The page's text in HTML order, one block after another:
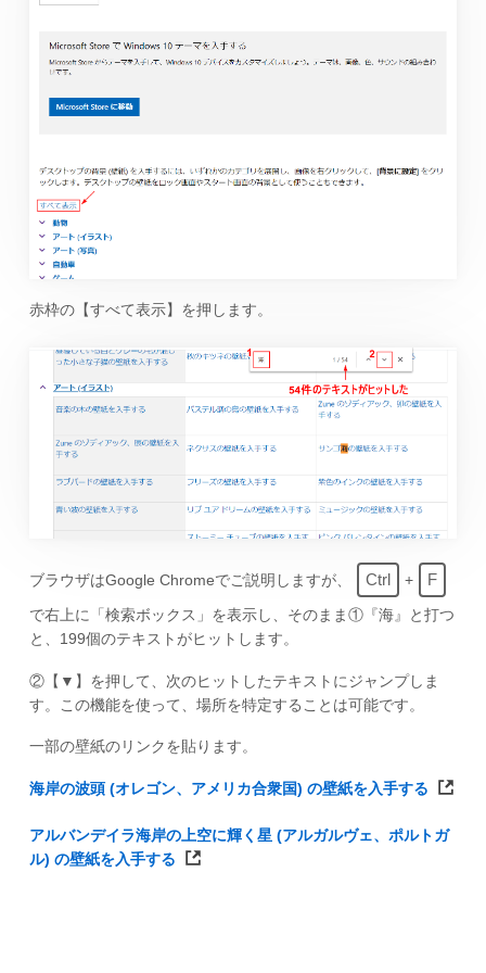
赤枠の【すべて表示】を押します。
ブラウザはGoogle Chromeでご説明しますが、 Ctrl + F
で右上に「検索ボックス」を表示し、そのまま①『海』と打つ
と、199個のテキストがヒットします。
②【▼】を押して、次のヒットしたテキストにジャンプしま
す。この機能を使って、場所を特定することは可能です。
一部の壁紙のリンクを貼ります。
海岸の波頭 (オレゴン、アメリカ合衆国) の壁紙を入手する
アルバンデイラ海岸の上空に輝く星 (アルガルヴェ、ポルトガ
ル) の壁紙を入手する